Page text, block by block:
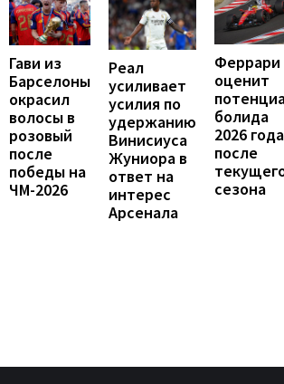
Гави из
Барселоны
окрасил
волосы в
розовый
после
победы на
ЧМ-2026
Реал
усиливает
усилия по
удержанию
Винисиуса
Жуниора в
ответ на
интерес
Арсенала
Феррари
оценит
болида
2026 года
после
сезона